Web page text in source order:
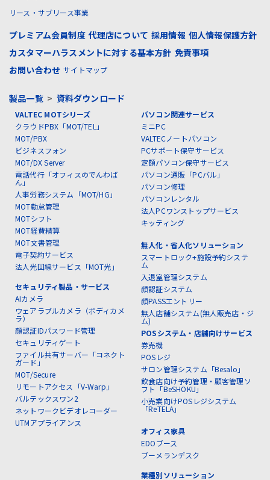
リース・サブリース事業
プレミアム会員制度 代理店について 採用情報 個人情報保護方針
カスタマーハラスメントに対する基本方針 免責事項
お問い合わせ サイトマップ
製品一覧> 資料ダウンロード
VALTEC MOTシリーズ
クラウドPBX「MOT/TEL」
MOT/PBX
ビジネスフォン
MOT/DX Server
電話代行「オフィスのでんわば
ん」
人事労務システム「MOT/HG」
MOT勤怠管理
MOTシフト
MOT経費精算
MOT文書管理
電子契約サービス
法人光回線サービス「MOT光」
セキュリティ製品・サービス
AIカメラ
ウェアラブルカメラ（ボディカメ
ラ）
顔認証IDパスワード管理
セキュリティゲート
ファイル共有サーバー「コネクト
ガード」
MOT/Secure
リモートアクセス「V-Warp」
バルテックスワン2
ネットワークビデオレコーダー
UTMアプライアンス
パソコン関連サービス
ミニPC
VALTECノートパソコン
PCサポート保守サービス
定額パソコン保守サービス
パソコン通販「PCバル」
パソコン修理
パソコンレンタル
法人PCワンストップサービス
キッティング
無人化・省人化ソリューション
スマートロック+施設予約システ
ム
入退室管理システム
顔認証システム
顔PASSエントリー
無人店舗システム(無人販売店・ジ
ム)
POSシステム・店舗向けサービス
券売機
POSレジ
サロン管理システム「Besalo」
飲食店向け予約管理・顧客管理ソ
フト「BeSHOKU」
小売業向けPOSレジシステム
「ReTELA」
オフィス家具
EDOブース
ブーメランデスク
業種別ソリューション